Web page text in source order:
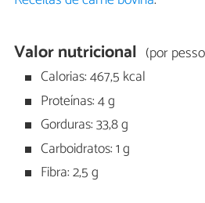
Valor nutricional (por
Calorias: 467,5 kcal
Proteínas: 4 g
Gorduras: 33,8 g
Carboidratos: 1 g
Fibra: 2,5 g